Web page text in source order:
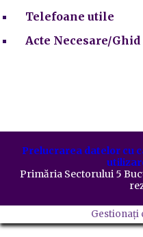
Telefoane utile
Acte Necesare/Ghid
Prelucrarea datelor cu
Primăria Sectorului 5
Gestionați